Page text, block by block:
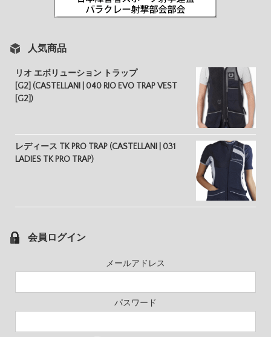
人気商品
リオ エボリューション トラップ
[G2] (CASTELLANI | 040 RIO EVO TRAP VEST
[G2])
レディース TK PRO TRAP (CASTELLANI | 031
LADIES TK PRO TRAP)
会員ログイン
メールアドレス
パスワード